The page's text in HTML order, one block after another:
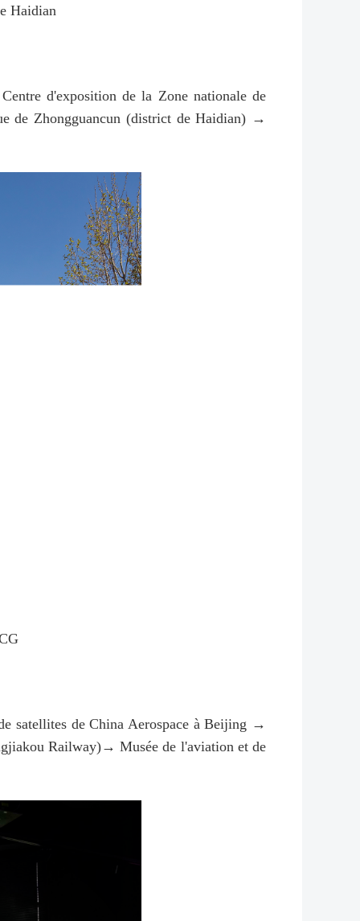
Haidian
d'exposition de la Zone nationale de
de Zhongguancun (district de Haidian) →
satellites de China Aerospace à Beijing →
Railway)→ Musée de l'aviation et de